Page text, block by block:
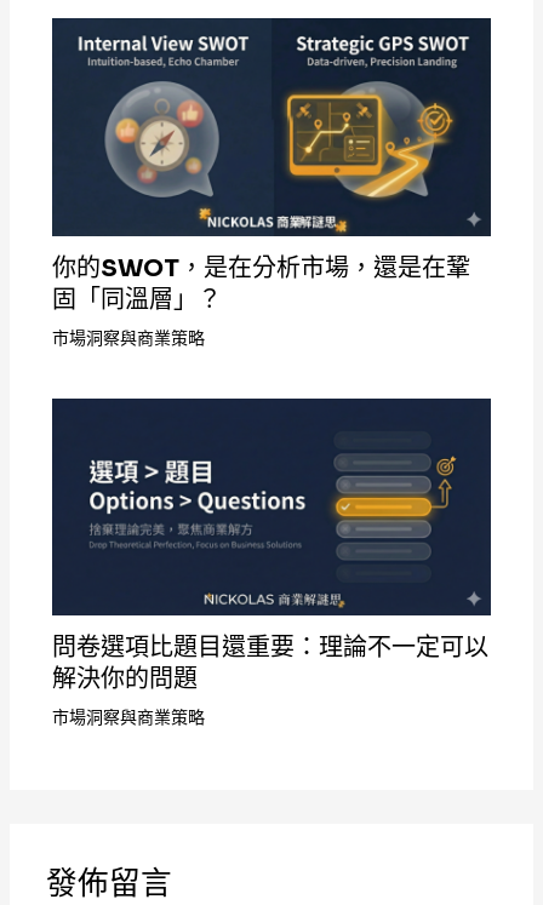
你的SWOT，是在分析市場，還是在鞏
固「同溫層」？
市場洞察與商業策略
問卷選項比題目還重要：理論不一定可以
解決你的問題
市場洞察與商業策略
發佈留言